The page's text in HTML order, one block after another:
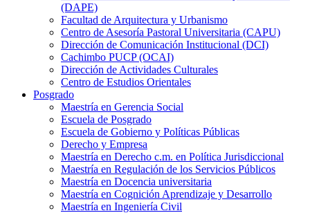
(DAPE)
Facultad de Arquitectura y Urbanismo
Centro de Asesoría Pastoral Universitaria (CAPU)
Dirección de Comunicación Institucional (DCI)
Cachimbo PUCP (OCAI)
Dirección de Actividades Culturales
Centro de Estudios Orientales
Posgrado
Maestría en Gerencia Social
Escuela de Posgrado
Escuela de Gobierno y Políticas Públicas
Derecho y Empresa
Maestría en Derecho c.m. en Política Jurisdiccional
Maestría en Regulación de los Servicios Públicos
Maestría en Docencia universitaria
Maestría en Cognición Aprendizaje y Desarrollo
Maestría en Ingeniería Civil